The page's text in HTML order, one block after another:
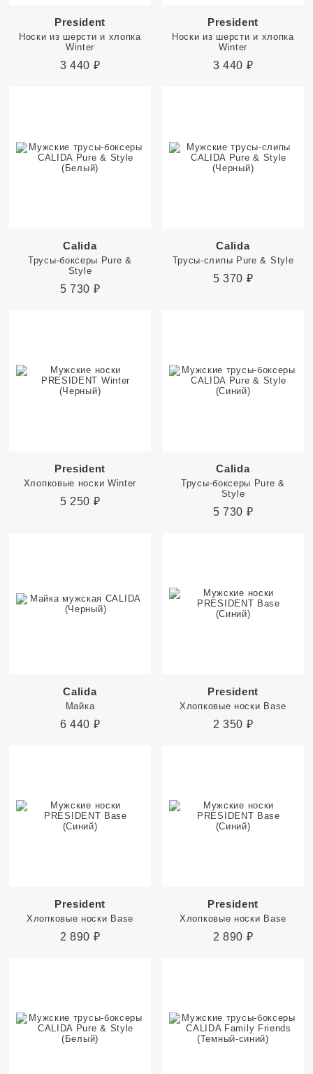
President
Носки из шерсти и хлопка
Winter
3 440 ₽
President
Носки из шерсти и хлопка
Winter
3 440 ₽
Calida
Трусы-боксеры Pure &
Style
5 730 ₽
Calida
Трусы-слипы Pure & Style
5 370 ₽
President
Хлопковые носки Winter
5 250 ₽
Calida
Трусы-боксеры Pure &
Style
5 730 ₽
Calida
Майка
6 440 ₽
President
Хлопковые носки Base
2 350 ₽
President
Хлопковые носки Base
2 890 ₽
President
Хлопковые носки Base
2 890 ₽